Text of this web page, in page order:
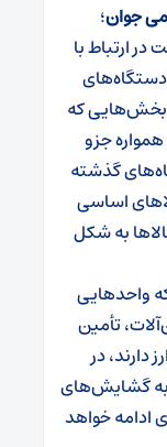
جوان؛
ارتباط با
دستگاه‌های
بخش‌هایی که
جزو
گذشته
اساسی
به شکل
واحدهایی
تأمین
دارند، در
به گشایش‌های
ادامه خواهد